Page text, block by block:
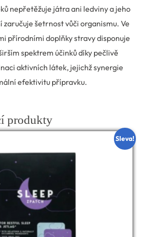
nepřetěžuje játra ani ledviny a jeho
zaručuje šetrnost vůči organismu. Ve
přírodními doplňky stravy disponuje
spektrem účinků díky pečlivě
aktivních látek, jejichž synergie
efektivitu přípravku.
produkty
Sleva!